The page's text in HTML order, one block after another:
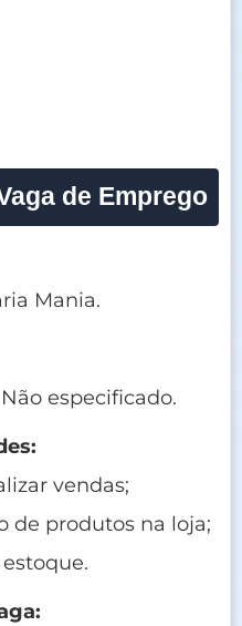
de Emprego
Mania.
Não especificado.
vendas;
de produtos na loja;